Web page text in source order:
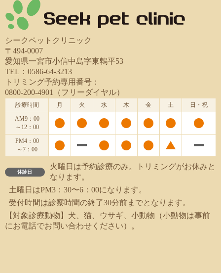
シークペットクリニック
〒494-0007
愛知県一宮市小信中島字東鵯平53
TEL：0586-64-3213
トリミング予約専用番号：
0800-200-4901（フリーダイヤル）
診療時間 月 火 水 木 金 土
日・祝
AM9：00
～12：00
PM4：00
～7：00
休診日
火曜日は予約診療のみ。トリミングがお休みと
なります。
土曜日はPM3：30〜6：00になります。
受付時間は診察時間の終了30分前までとなります。
【対象診療動物】犬、猫、ウサギ、小動物（小動物は事前
にお電話でお問い合わせください）。